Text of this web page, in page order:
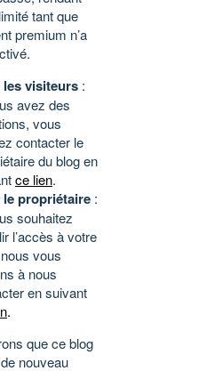
tant que
premium n’a
les visiteurs :
avez des
vous
contacter le
du blog en
ce lien.
le propriétaire :
souhaitez
l’accès à votre
vous
à nous
en suivant
.
que ce blog
nouveau